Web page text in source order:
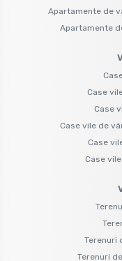
Apartamente de
Apartamente
Case
Case
Case vile de
Case
Case
Terenuri
Terenuri